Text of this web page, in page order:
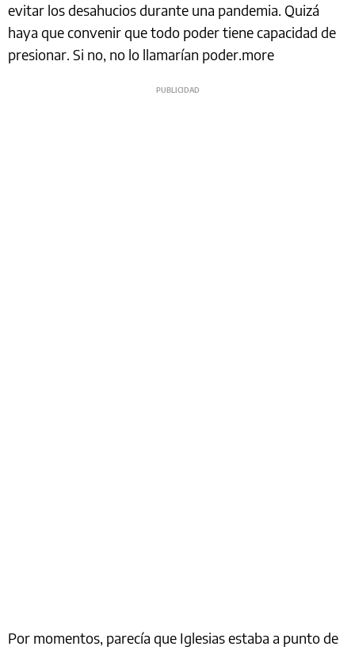
evitar los desahucios durante una pandemia. Quizá
haya que convenir que todo poder tiene capacidad de
presionar. Si no, no lo llamarían poder.more
Por momentos, parecía que Iglesias estaba a punto de